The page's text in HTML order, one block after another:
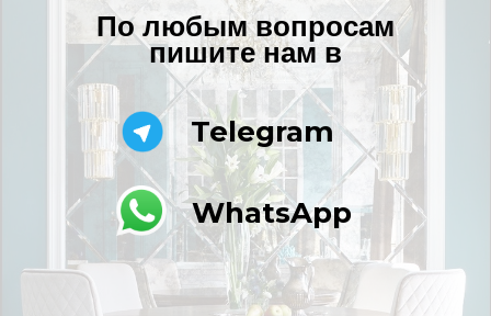
По любым вопросам
пишите нам в
Telegram
WhatsApp